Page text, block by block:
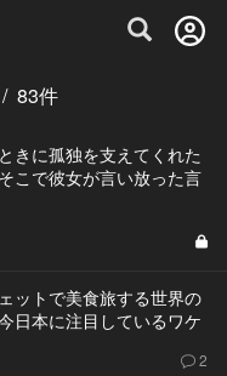
レミアムレストラン予約
/ 83件
きに孤独を支えてくれた
こで彼女が言い放った言
ットで美食旅する世界の
日本に注目しているワケ
2